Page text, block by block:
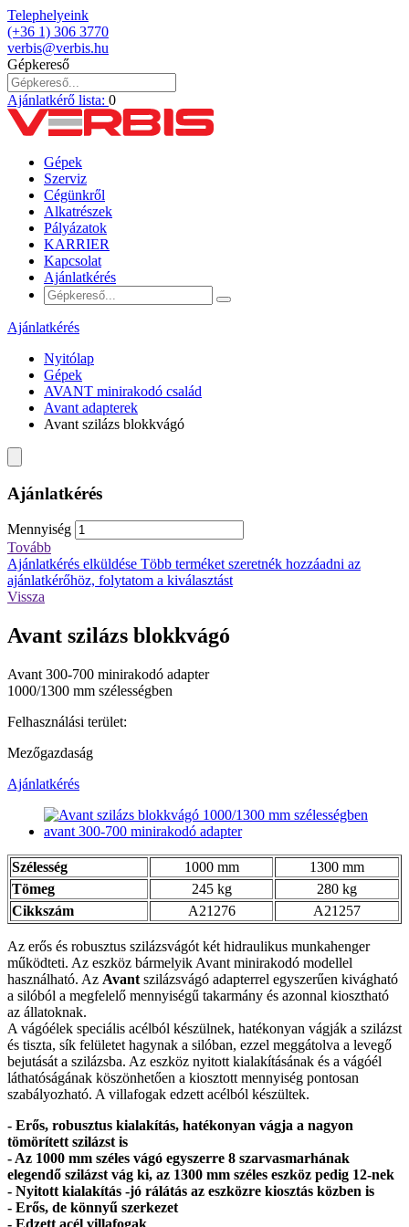
Telephelyeink
(+36 1) 306 3770
verbis@verbis.hu
Gépkereső
Ajánlatkérő lista: 0
Gépek
Szerviz
Cégünkről
Alkatrészek
Pályázatok
KARRIER
Kapcsolat
Ajánlatkérés
Ajánlatkérés
Nyitólap
Gépek
AVANT minirakodó család
Avant adapterek
Avant szilázs blokkvágó
Ajánlatkérés
Mennyiség
Tovább
Ajánlatkérés elküldése Több terméket szeretnék hozzáadni az
ajánlatkérőhöz, folytatom a kiválasztást
Vissza
Avant szilázs blokkvágó
Avant 300-700 minirakodó adapter
1000/1300 mm szélességben
Felhasználási terület:
Mezőgazdaság
Ajánlatkérés
Szélesség 1000 mm
1300 mm
Tömeg
245 kg
280 kg
Cikkszám
A21276 A21257
Az erős és robusztus szilázsvágót két hidraulikus munkahenger
működteti. Az eszköz bármelyik Avant minirakodó modellel
használható. Az Avant szilázsvágó adapterrel egyszerűen kivágható
a silóból a megfelelő mennyiségű takarmány és azonnal kiosztható
az állatoknak.
A vágóélek speciális acélból készülnek, hatékonyan vágják a szilázst
és tiszta, sík felületet hagynak a silóban, ezzel meggátolva a levegő
bejutását a szilázsba. Az eszköz nyitott kialakításának és a vágóél
láthatóságának köszönhetően a kiosztott mennyiség pontosan
szabályozható. A villafogak edzett acélból készültek.
- Erős, robusztus kialakítás, hatékonyan vágja a nagyon
tömörített szilázst is
- Az 1000 mm széles vágó egyszerre 8 szarvasmarhának
elegendő szilázst vág ki, az 1300 mm széles eszköz pedig 12-nek
- Nyitott kialakítás -jó rálátás az eszközre kiosztás közben is
- Erős, de könnyű szerkezet